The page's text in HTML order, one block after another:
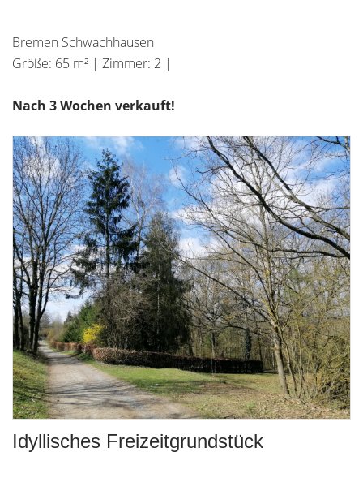
Bremen Schwachhausen
Größe: 65 m² | Zimmer: 2 |
Nach 3 Wochen verkauft!
Idyllisches Freizeitgrundstück